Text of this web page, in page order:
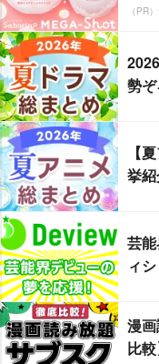
（PR
勢ぞ
【
挙紹
芸
ィ
漫
比較